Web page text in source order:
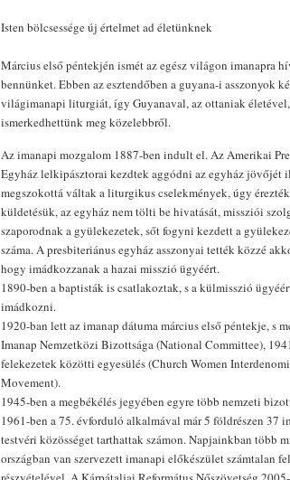
Isten bölcsessége új értelmet ad életünknek
Március első péntekjén ismét az egész világon imanapra
bennünket. Ebben az esztendőben a guyana-i asszonyok
világimanapi liturgiát, így Guyanaval, az ottaniak
ismerkedhettünk meg közelebbről.
Az imanapi mozgalom 1887-ben indult el. Az Amerikai
Egyház lelkipásztorai kezdtek aggódni az egyház jövőjét
megszokottá váltak a liturgikus cselekmények, úgy
küldetésük, az egyház nem tölti be hivatását, missziói
szaporodnak a gyülekezetek, sőt fogyni kezdett a
száma. A presbiteriánus egyház asszonyai tették közzé
hogy imádkozzanak a hazai misszió ügyéért.
1890-ben a baptisták is csatlakoztak, s a külmisszió
imádkozni.
1920-ban lett az imanap dátuma március első péntekje, s
Imanap Nemzetközi Bizottsága (National Committee),
felekezetek közötti egyesülés (Church Women
Movement).
1945-ben a megbékélés jegyében egyre több nemzeti
1961-ben a 75. évforduló alkalmával már 5 földrészen 37
testvéri közösséget tarthattak számon. Napjainkban több
országban van szervezett imanapi előkészület számtalan